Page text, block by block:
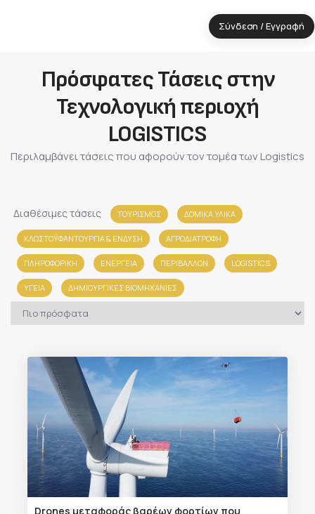
Σύνδεση / Εγγραφή
Πρόσφατες Τάσεις στην
Τεχνολογική περιοχή
LOGISTICS
Περιλαμβάνει τάσεις που αφορούν τον τομέα των Logistics
Διαθέσιμες τάσεις ΤΟΥΡΙΣΜΟΣ ΔΟΜΙΚΑ ΥΛΙΚΑ
ΚΛΩΣΤΟΫΦΑΝΤΟΥΡΓΙΑ & ΈΝΔΥΣΗ ΑΓΡΟΔΙΑΤΡΟΦΗ
ΠΛΗΡΟΦΟΡΙΚΗ ΕΝΕΡΓΕΙΑ ΠΕΡΙΒΑΛΛΟΝ LOGISTICS
ΥΓΕΙΑ ΔΗΜΙΟΥΡΓΙΚΕΣ ΒΙΟΜΗΧΑΝΙΕΣ
Drones μεταφοράς βαρέων φορτίων που